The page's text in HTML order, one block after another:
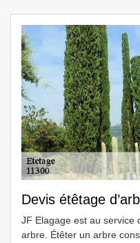
Devis étêtage
JF Elagage est au service
arbre. Étêter un arbre